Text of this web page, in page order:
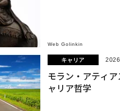
Web Golinkin
キャリア
モラン・アティ
ャリア哲学